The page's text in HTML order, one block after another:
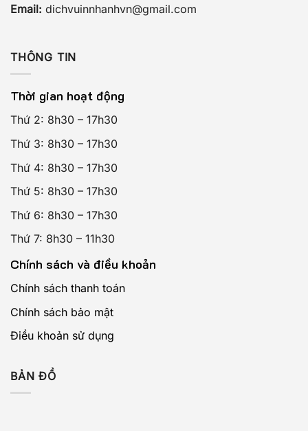
Email: dichvuinnhanhvn@gmail.com
THÔNG TIN
Thời gian hoạt động
Thứ 2: 8h30 – 17h30
Thứ 3: 8h30 – 17h30
Thứ 4: 8h30 – 17h30
Thứ 5: 8h30 – 17h30
Thứ 6: 8h30 – 17h30
Thứ 7: 8h30 – 11h30
Chính sách và điều khoản
Chính sách thanh toán
Chính sách bảo mật
Điều khoản sử dụng
BẢN ĐỒ